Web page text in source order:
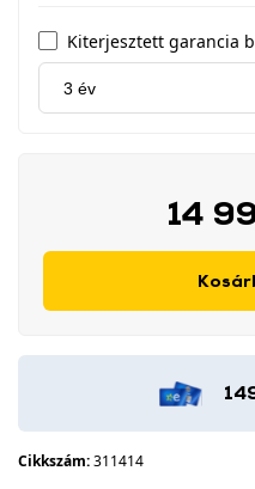
Kiterjesztett garancia
14
Cikkszám:311414